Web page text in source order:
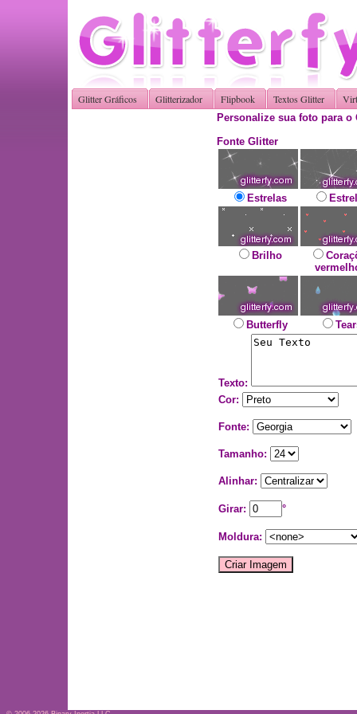
Glitter Gráficos Glitterizador Flipbook Textos Glitter
Personalize sua foto para o
Fonte Glitter
Estrelas
Brilho
Butterfly
Texto:
Cor:
Fonte:
Tamanho:
Alinhar:
Girar: °
Moldura: